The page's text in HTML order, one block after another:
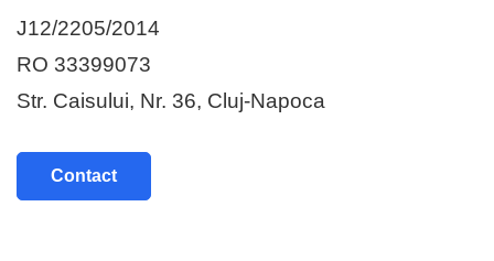
J12/2205/2014
RO 33399073
Str. Caisului, Nr. 36, Cluj-Napoca
Contact